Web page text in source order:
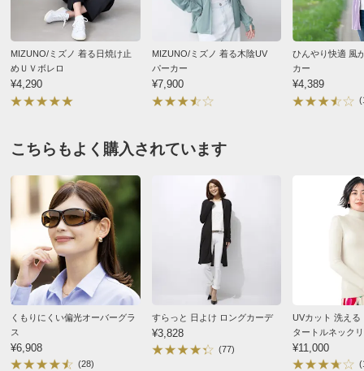
■前中心ファスナー開き
■UVカット率…チャコールグレー約99％、アイボリー
97％、ライトブルー97％
■中国製
サイズ表記について（ファッション） 商品の測定について
商品の特徴
洗濯機ネット
ネットを利用すればご家庭の洗濯機で洗えます。
2025/05/02
すべての口コミを見る
MIZUNO/ミズノ 着る日焼け止
めＵＶボレロ
¥4,290
MIZUNO/ミズノ 着る木陰UV
パーカー
¥7,900
ひんやり快適 風
カー
¥4,389
こちらもよく購入されています
くもりにくい偏光オーバーグラ
ス
¥6,908
(28)
すらっと 日よけ ロングカーデ
¥3,828
(77)
UVカット 洗える
タートルネック
バー
¥11,000